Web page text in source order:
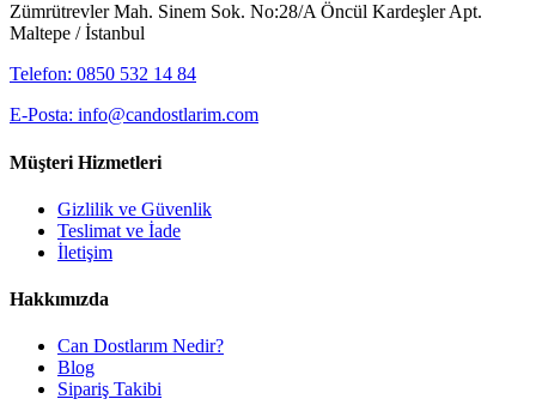
Zümrütrevler Mah. Sinem Sok. No:28/A Öncül Kardeşler Apt.
Maltepe / İstanbul
Telefon: 0850 532 14 84
E-Posta: info@candostlarim.com
Müşteri Hizmetleri
Gizlilik ve Güvenlik
Teslimat ve İade
İletişim
Hakkımızda
Can Dostlarım Nedir?
Blog
Sipariş Takibi